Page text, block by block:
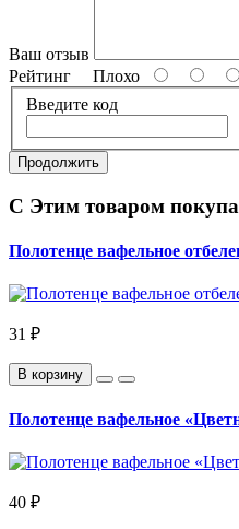
Ваш отзыв
Рейтинг Плохо
Введите код
Продолжить
С Этим товаром
Полотенце вафельное
31 ₽
В корзину
Полотенце вафельное
40 ₽